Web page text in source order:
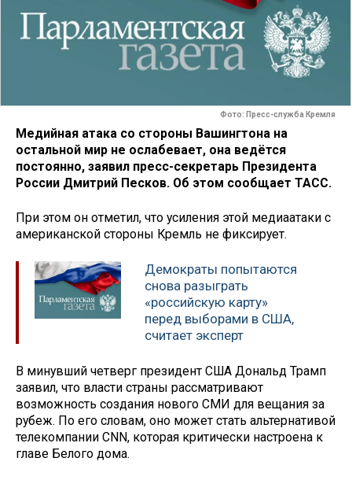
Фото: Пресс-служба Кремля
Медийная атака со стороны Вашингтона на
остальной мир не ослабевает, она ведётся
постоянно, заявил пресс-секретарь Президента
России Дмитрий Песков. Об этом сообщает ТАСС.
При этом он отметил, что усиления этой медиаатаки с
американской стороны Кремль не фиксирует.
Демократы попытаются
снова разыграть
«российскую карту»
перед выборами в США,
считает эксперт
В минувший четверг президент США Дональд Трамп
заявил, что власти страны рассматривают
возможность создания нового СМИ для вещания за
рубеж. По его словам, оно может стать альтернативой
телекомпании CNN, которая критически настроена к
главе Белого дома.